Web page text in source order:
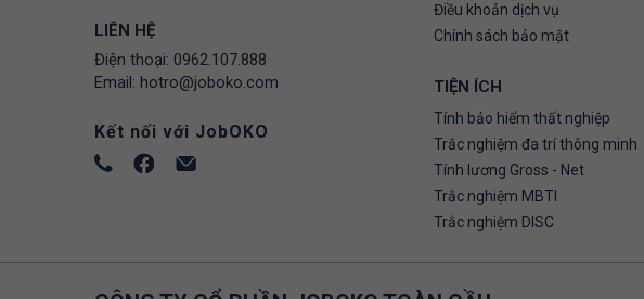
LIÊN HỆ
Điện thoại: 0962.107.888
Email: hotro@joboko.com
Kết nối với JobOKO
Điều khoản dịch vụ
Chính sách bảo mật
TIỆN ÍCH
Tính bảo hiểm thất nghiệp
Trắc nghiệm đa trí thông minh
Tính lương Gross - Net
Trắc nghiệm MBTI
Trắc nghiệm DISC